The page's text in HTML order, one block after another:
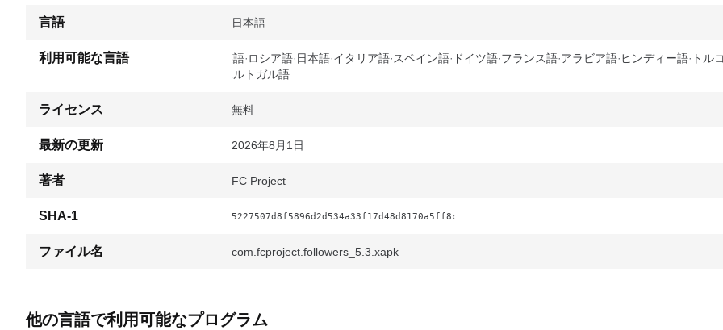
言語 日本語
利用可能な言語 英語 ロシア語 日本語 イタリア語 スペイン語 ドイツ語 フランス語 アラビア語 ヒンディー語 トル
ポルトガル語
ライセンス 無料
最新の更新 2026年8月1日
著者 FC Project
SHA-1 5227507d8f5896d2d534a33f17d48d8170a5ff8c
ファイル名 com.fcproject.followers_5.3.xapk
他の言語で利用可能なプログラム